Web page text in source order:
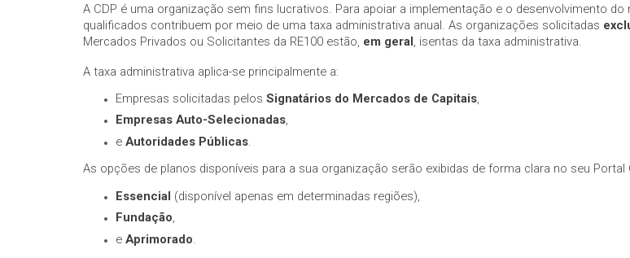
A CDP é uma organização sem fins lucrativos. Para apoiar a implementação e o desenvolvimento
qualificados contribuem por meio de uma taxa administrativa anual. As organizações solicitadas
Mercados Privados ou Solicitantes da RE100 estão, em geral , isentas da taxa administrativa.
A taxa administrativa aplica-se principalmente a:
Empresas solicitadas pelos Signatários do Mercados de Capitais,
Empresas Auto-Selecionadas,
e Autoridades Públicas.
As opções de planos disponíveis para a sua organização serão exibidas de forma clara no seu Portal
Essencial (disponível apenas em determinadas regiões),
Fundação,
e Aprimorado.